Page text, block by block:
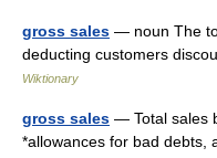
gross sales — noun The
deducting customers
Wiktionary
gross sales — Total sales
*allowances for bad